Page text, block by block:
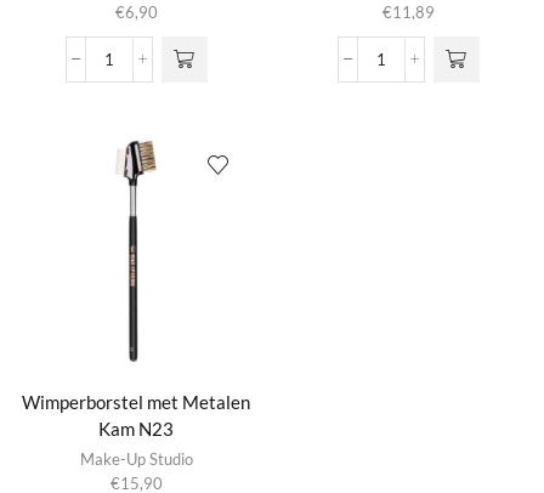
€6,90
Mascaraborstel
Nylon
haren
aantal
€11,89
Wenkbrauw
Wimperborstel met Metalen
Kam N23
Make-Up Studio
€15,90